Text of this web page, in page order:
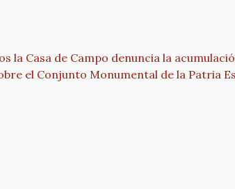
la Casa de Campo denuncia la
el Conjunto Monumental de la Patria